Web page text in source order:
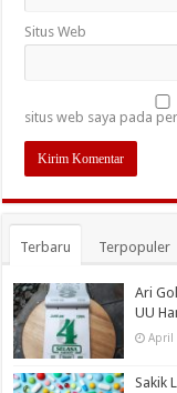
Situs Web
situs web saya pada
Terbaru Terpopuler
Ari
UU
April
Sakik